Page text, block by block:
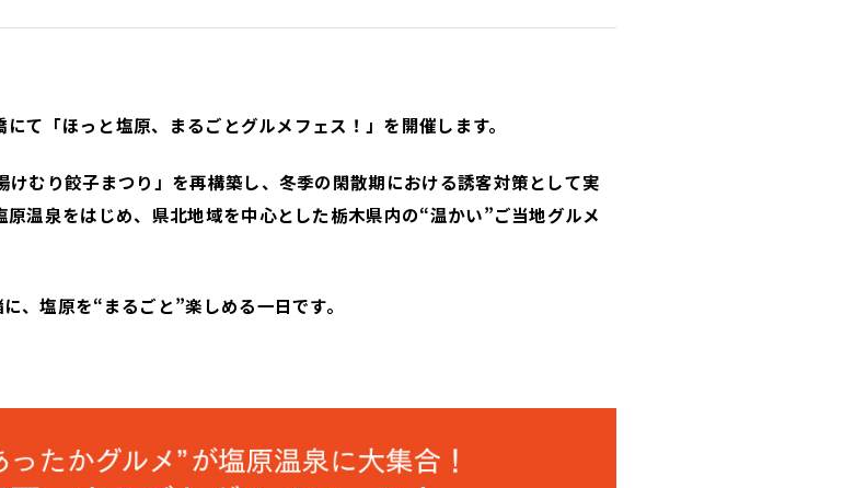
て「ほっと塩原、まるごとグルメフェス！」を開催します。
むり餃子まつり」を再構築し、冬季の閑散期における誘客対策として実
温泉をはじめ、県北地域を中心とした栃木県内の“温かい”ご当地グルメ
、塩原を“まるごと”楽しめる一日です。